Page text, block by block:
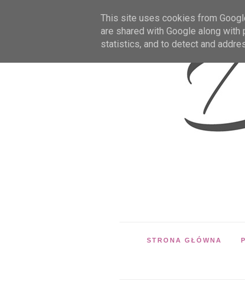
STRONA GŁÓWNA
This site uses cookies from
are shared with Google along
statistics, and to detect and